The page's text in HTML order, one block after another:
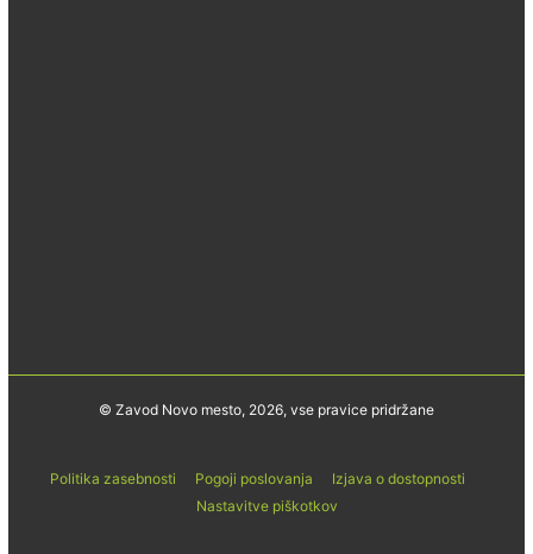
© Zavod Novo mesto, 2026, vse pravice pridržane
Politika zasebnosti Pogoji poslovanja
Izjava o dostopnosti
Nastavitve piškotkov